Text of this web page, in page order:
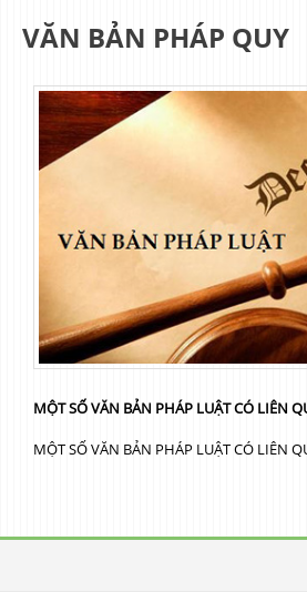
VĂN BẢN PHÁP QUY
MỘT SỐ VĂN BẢN PHÁP LUẬT CÓ LIÊN
MỘT SỐ VĂN BẢN PHÁP LUẬT CÓ LIÊN